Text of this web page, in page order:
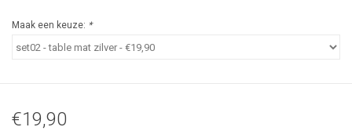
Maak een keuze: *
€19,90